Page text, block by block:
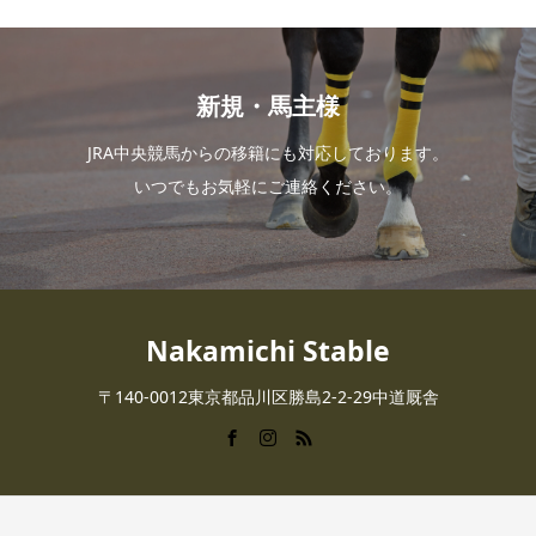
新規・馬主様
JRA中央競馬からの移籍にも対応しております。
いつでもお気軽にご連絡ください。
Nakamichi Stable
〒140-0012東京都品川区勝島2-2-29中道厩舎